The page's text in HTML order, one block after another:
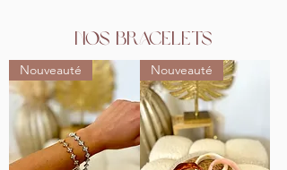
Nos bracelets
Nouveauté Nouveauté